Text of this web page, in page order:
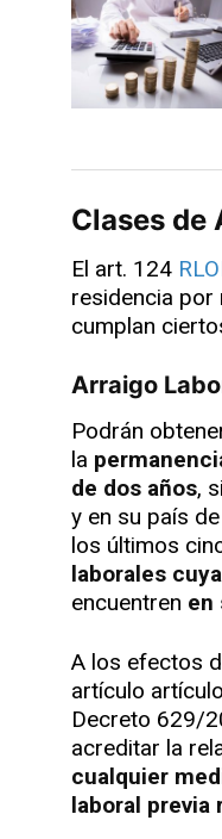
Clases
El art. 124
residencia por
cumplan
Arraigo
Podrán
la
de dos años,
y en su país
los últimos
laborales
encuentren en
A los efectos
artículo
Decreto 629/
acreditar la
cualquier
laboral previa